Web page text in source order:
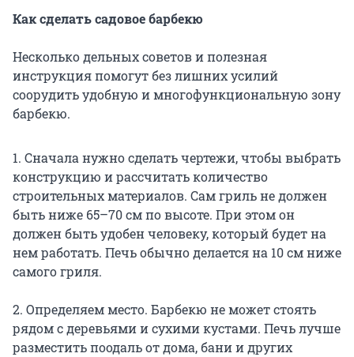
Как сделать садовое барбекю
Несколько дельных советов и полезная
инструкция помогут без лишних усилий
соорудить удобную и многофункциональную зону
барбекю.
1. Сначала нужно сделать чертежи, чтобы выбрать
конструкцию и рассчитать количество
строительных материалов. Сам гриль не должен
быть ниже 65–70 см по высоте. При этом он
должен быть удобен человеку, который будет на
нем работать. Печь обычно делается на 10 см ниже
самого гриля.
2. Определяем место. Барбекю не может стоять
рядом с деревьями и сухими кустами. Печь лучше
разместить поодаль от дома, бани и других